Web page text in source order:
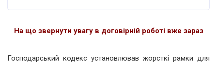
На що звернути увагу в договірній роботі вже зараз
Господарський кодекс установлював жорсткі рамки для